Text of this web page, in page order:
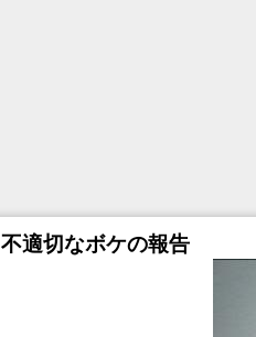
不適切なボケの報告